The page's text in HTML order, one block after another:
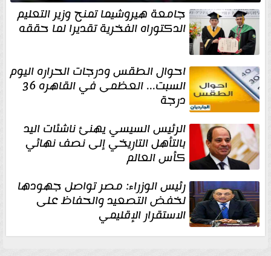
جامعة هيروشيما تمنح وزير التعليم
الدكتوراه الفخرية تقديرا لما حققه
احوال الطقس ودرجات الحراره اليوم
السبت... العظمى في القاهره 36
درجة
الرئيس السيسي يهنئ ناشئات اليد
بالتأهل التاريخي إلى نصف نهائي
كأس العالم
رئيس الوزراء: مصر تواصل جهودها
لخفض التصعيد والحفاظ على
الاستقرار الإقليمي